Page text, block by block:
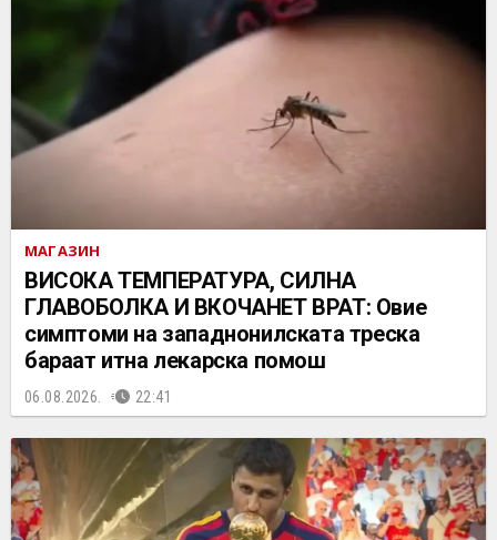
МАГАЗИН
ВИСОКА ТЕМПЕРАТУРА, СИЛНА
ГЛАВОБОЛКА И ВКОЧАНЕТ ВРАТ: Овие
симптоми на западнонилската треска
бараат итна лекарска помош
06.08.2026. 22:41